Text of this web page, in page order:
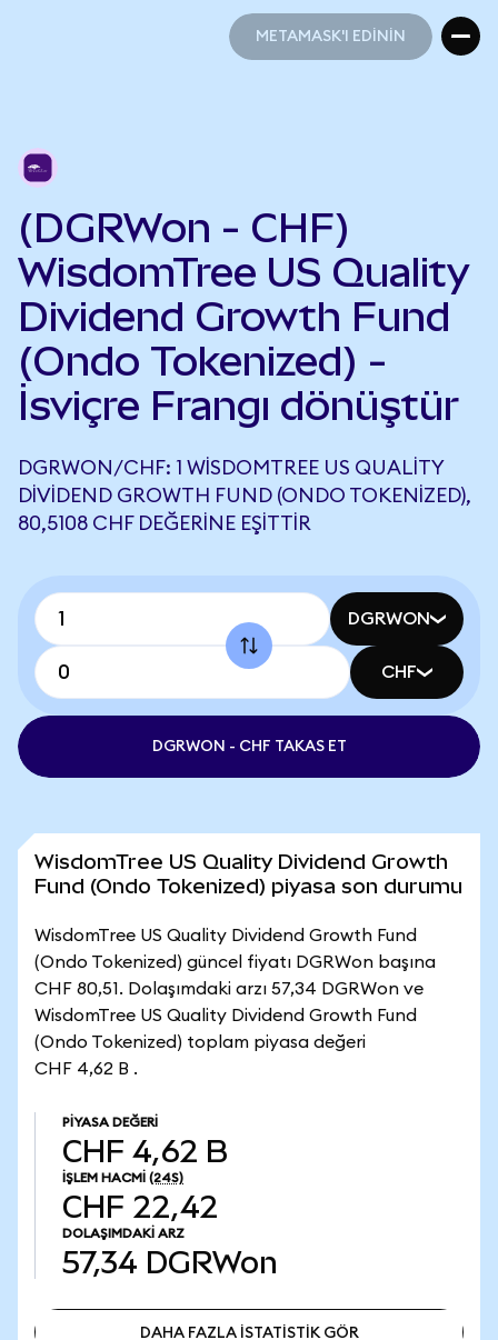
METAMASK'I EDİNİN
(DGRWon - CHF)
WisdomTree US Quality
Dividend Growth Fund
(Ondo Tokenized) -
İsviçre Frangı dönüştür
DGRWON/CHF: 1 WISDOMTREE US QUALITY
DIVIDEND GROWTH FUND (ONDO TOKENIZED),
80,5108 CHF DEĞERINE EŞITTIR
DGRWON
CHF
DGRWON - CHF TAKAS ET
WisdomTree US Quality Dividend Growth
Fund (Ondo Tokenized) piyasa son durumu
WisdomTree US Quality Dividend Growth Fund
(Ondo Tokenized) güncel fiyatı DGRWon başına
CHF 80,51. Dolaşımdaki arzı 57,34 DGRWon ve
WisdomTree US Quality Dividend Growth Fund
(Ondo Tokenized) toplam piyasa değeri
CHF 4,62 B .
PIYASA DEĞERI
CHF 4,62 B
İŞLEM HACMI (24S)
CHF 22,42
DOLAŞIMDAKI ARZ
57,34 DGRWon
DAHA FAZLA İSTATİSTİK GÖR